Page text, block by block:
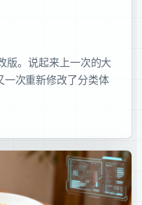
版。说起来上一次的大
次重新修改了分类体